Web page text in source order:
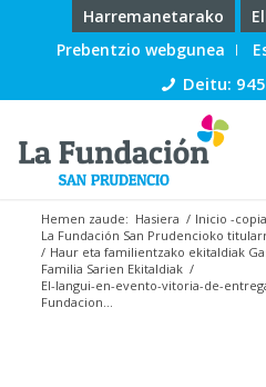
Harremanetarako
Prebentzio webgunea
Deitu:
Hemen zaude: Hasiera / Inicio -copia
La Fundación San Prudencioko
/ Haur eta familientzako ekitaldiak
Familia Sarien Ekitaldiak /
El-langui-en-evento-vitoria-de-
Fundacion...